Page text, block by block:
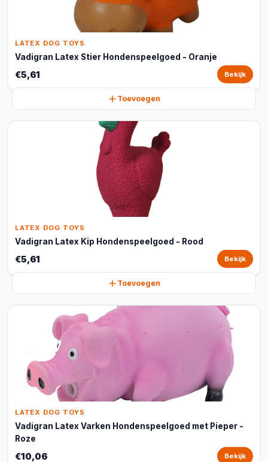
LATEX DOG TOYS
Vadigran Latex Stier Hondenspeelgoed - Oranje
€5,61 Bekijk
Toevoegen
LATEX DOG TOYS
Vadigran Latex Kip Hondenspeelgoed - Rood
€5,61 Bekijk
Toevoegen
LATEX DOG TOYS
Vadigran Latex Varken Hondenspeelgoed met Pieper -
Roze
€10,06 Bekijk